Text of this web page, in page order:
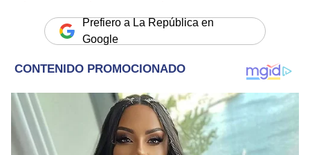
Prefiero a La República en
Google